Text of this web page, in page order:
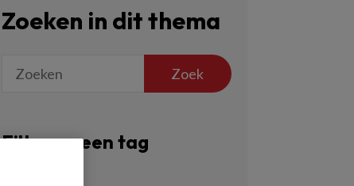
Zoeken in dit thema
Zoek
Filter op een tag